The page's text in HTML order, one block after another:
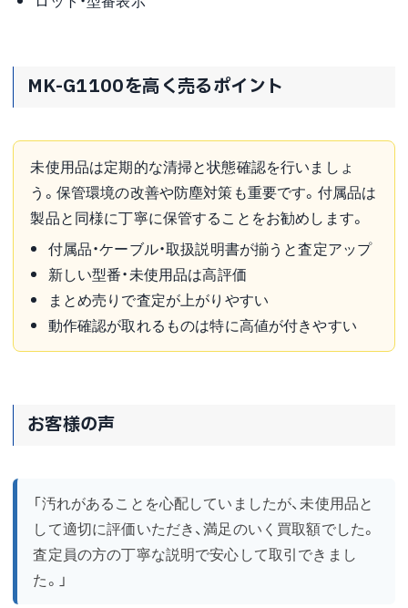
MK-G1100を高く売るポイント
未使用品は定期的な清掃と状態確認を行いましょ
う。保管環境の改善や防塵対策も重要です。付属品は
製品と同様に丁寧に保管することをお勧めします。
付属品・ケーブル・取扱説明書が揃うと査定アップ
新しい型番・未使用品は高評価
まとめ売りで査定が上がりやすい
動作確認が取れるものは特に高値が付きやすい
お客様の声
「汚れがあることを心配していましたが、未使用品と
して適切に評価いただき、満足のいく買取額でした。
査定員の方の丁寧な説明で安心して取引できまし
た。」